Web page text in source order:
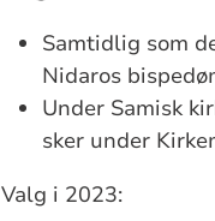
Samtidlig som
Nidaros
Under Samisk
sker under
Valg i 2023: